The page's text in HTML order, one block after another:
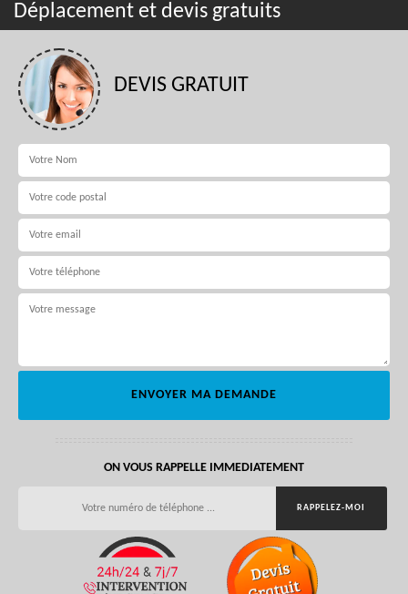
Déplacement et devis gratuits
DEVIS GRATUIT
ON VOUS RAPPELLE IMMEDIATEMENT